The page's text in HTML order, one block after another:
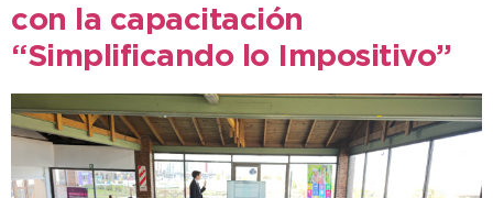
con la capacitación
“Simplificando lo Impositivo”